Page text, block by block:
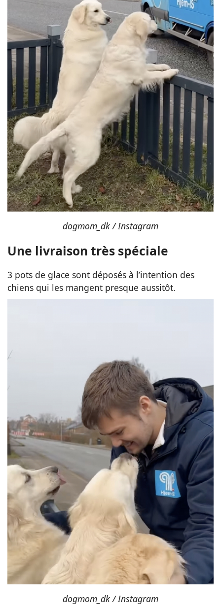
dogmom_dk / Instagram
Une livraison très spéciale
3 pots de glace sont déposés à l’intention des
chiens qui les mangent presque aussitôt.
dogmom_dk / Instagram